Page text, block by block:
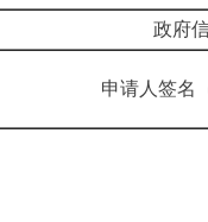
政府
申请人签名